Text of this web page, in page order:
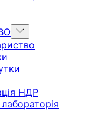
Show
sub
menu
НДР